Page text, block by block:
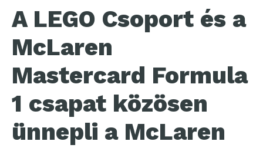
A LEGO Csoport és a
McLaren
Mastercard Formula
1 csapat közösen
ünnepli a McLaren